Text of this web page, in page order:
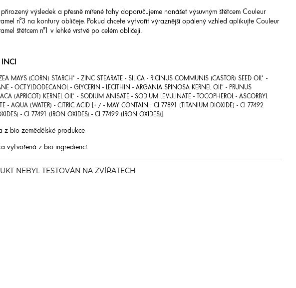
přirozený výsledek a přesně mířené tahy doporučujeme nanášet výsuvným štětcem Couleur
n°3 na kontury obličeje. Pokud chcete vytvořit výraznější opálený vzhled aplikujte Couleur
štětcem n°1 v lehké vrstvě po celém obličeji.
INCI
MAYS (CORN) STARCH* - ZINC STEARATE - SILICA - RICINUS COMMUNIS (CASTOR) SEED OIL* -
- OCTYLDODECANOL - GLYCERIN - LECITHIN - ARGANIA SPINOSA KERNEL OIL* - PRUNUS
(APRICOT) KERNEL OIL* - SODIUM ANISATE - SODIUM LEVULINATE - TOCOPHEROL - ASCORBYL
- AQUA (WATER) - CITRIC ACID [+ / - MAY CONTAIN : CI 77891 (TITANIUM DIOXIDE) - CI 77492
- CI 77491 (IRON OXIDES) - CI 77499 (IRON OXIDES)]
z bio zemědělské produkce
vytvořená z bio ingrediencí